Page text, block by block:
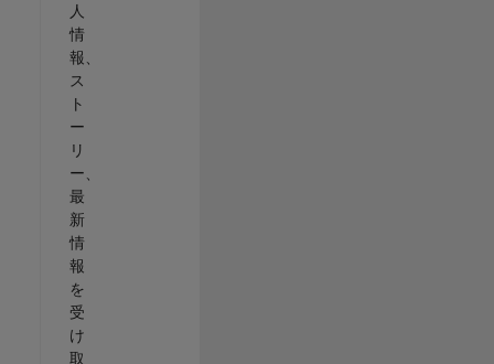
人
情
報、
ス
ト
ー
リ
ー、
最
新
情
報
を
受
け
取